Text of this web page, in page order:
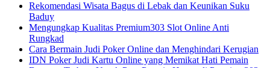
Rekomendasi Wisata Bagus di Lebak dan Keunikan Suku
Baduy
Mengungkap Kualitas Premium303 Slot Online Anti
Rungkad
Cara Bermain Judi Poker Online dan Menghindari Kerugian
IDN Poker Judi Kartu Online yang Memikat Hati Pemain